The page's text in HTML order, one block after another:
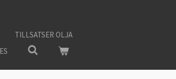
TILLSATSER OLJA